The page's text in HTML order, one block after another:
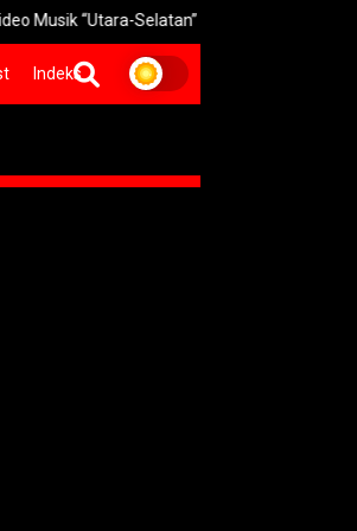
Selatan” Sambut Konser 30 Tahun
Indeks